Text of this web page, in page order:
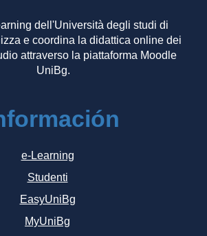
dell'Università degli studi di
e coordina la didattica online dei
attraverso la piattaforma Moodle
UniBg.
e-Learning
Studenti
EasyUniBg
MyUniBg